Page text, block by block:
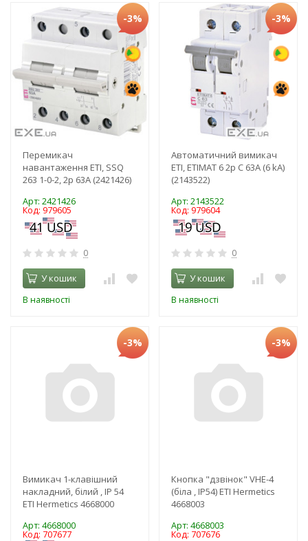
-3%
Перемикач
навантаження ETI, SSQ
263 1-0-2, 2p 63A (2421426)
Арт: 2421426
Код: 979605
0
У кошик
В наявності
-3%
Автоматичний вимикач
ETI, ETIMAT 6 2p C 63А (6 kA)
(2143522)
Арт: 2143522
Код: 979604
0
У кошик
В наявності
-3%
Вимикач 1-клавішний
накладний, білий , IP 54
ETI Hermetics 4668000
Арт: 4668000
Код: 707677
-3%
Кнопка "дзвінок" VHE-4
(біла , IP54) ETI Hermetics
4668003
Арт: 4668003
Код: 707676